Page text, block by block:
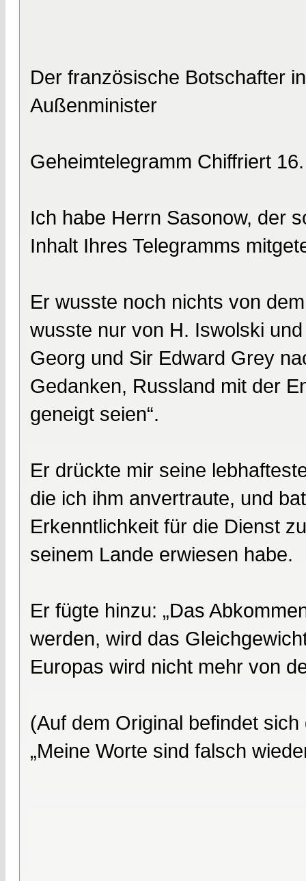
Der französische Botschafter
Außenminister
Geheimtelegramm Chiffriert
Ich habe Herrn Sasonow, der
Inhalt Ihres Telegramms
Er wusste noch nichts von
wusste nur von H. Iswolski
Georg und Sir Edward Grey
Gedanken, Russland mit der
geneigt seien“.
Er drückte mir seine
die ich ihm anvertraute, und
Erkenntlichkeit für die Dienst
seinem Lande erwiesen habe.
Er fügte hinzu: „Das
werden, wird das
Europas wird nicht mehr von
(Auf dem Original befindet
„Meine Worte sind falsch